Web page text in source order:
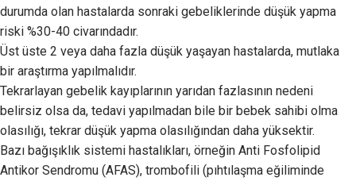
durumda olan hastalarda sonraki gebeliklerinde düşük yapma
riski %30-40 civarındadır.
Üst üste 2 veya daha fazla düşük yaşayan hastalarda, mutlaka
bir araştırma yapılmalıdır.
Tekrarlayan gebelik kayıplarının yarıdan fazlasının nedeni
belirsiz olsa da, tedavi yapılmadan bile bir bebek sahibi olma
olasılığı, tekrar düşük yapma olasılığından daha yüksektir.
Bazı bağışıklık sistemi hastalıkları, örneğin Anti Fosfolipid
Antikor Sendromu (AFAS), trombofili (pıhtılaşma eğiliminde